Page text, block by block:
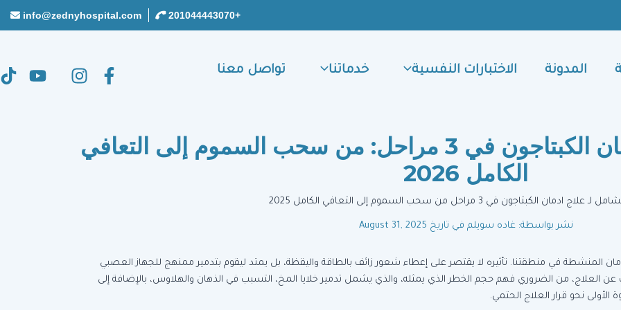
+201044443070
info@zednyhospital.com
المدونة الاختبارات النفسية خدماتنا تواصل معنا
دليلك الشامل لـ علاج ادمان الكبتاجون في 3 مراحل: من سحب السموم إلى التعافي
الكامل 2026
نشر بواسطة: غاده سويلم في تاريخ August 31, 2025
المنشطة في منطقتنا. تأثيره لا يقتصر على إعطاء شعور زائف بالطاقة واليقظة، بل يمتد ليقوم بتدمير ممنهج للجهاز العصبي
العلاج، من الضروري فهم حجم الخطر الذي يمثله، والذي يشمل تدمير خلايا المخ، التسبب في الذهان والهلاوس، بالإضافة إلى
نحو قرار العلاج الحتمي.